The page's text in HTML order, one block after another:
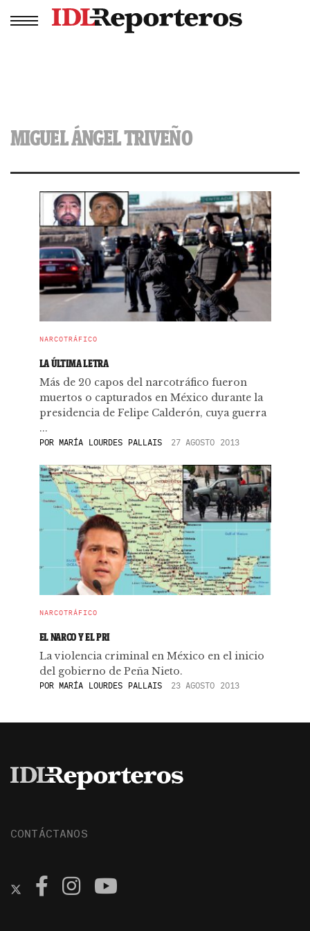
MIGUEL ÁNGEL TRIVEÑO
NARCOTRÁFICO
LA ÚLTIMA LETRA
Más de 20 capos del narcotráfico fueron
muertos o capturados en México durante la
presidencia de Felipe Calderón, cuya guerra
...
PORMARÍA LOURDES PALLAIS 27 AGOSTO 2013
NARCOTRÁFICO
EL NARCO Y EL PRI
La violencia criminal en México en el inicio
del gobierno de Peña Nieto.
PORMARÍA LOURDES PALLAIS 23 AGOSTO 2013
CONTÁCTANOS